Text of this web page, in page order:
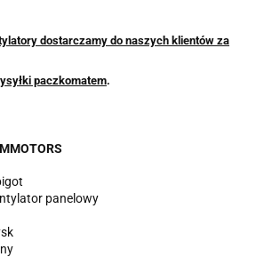
dostarczamy do naszych klientów za
paczkomatem.
panelowy